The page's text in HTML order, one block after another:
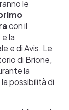
le
con il
la
e di Avis. Le
di Brione,
la
possibilità di